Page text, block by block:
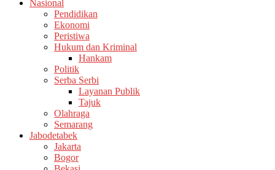
Nasional
Pendidikan
Ekonomi
Peristiwa
Hukum dan Kriminal
Hankam
Politik
Serba Serbi
Layanan Publik
Tajuk
Olahraga
Semarang
Jabodetabek
Jakarta
Bogor